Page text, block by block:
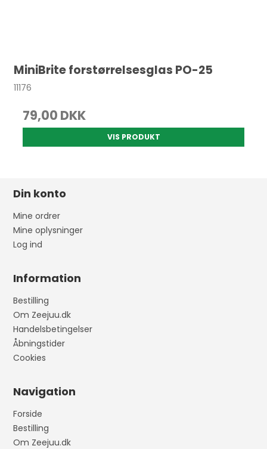
MiniBrite forstørrelsesglas PO-25
11176
79,00 DKK
VIS PRODUKT
Din konto
Mine ordrer
Mine oplysninger
Log ind
Information
Bestilling
Om Zeejuu.dk
Handelsbetingelser
Åbningstider
Cookies
Navigation
Forside
Bestilling
Om Zeejuu.dk